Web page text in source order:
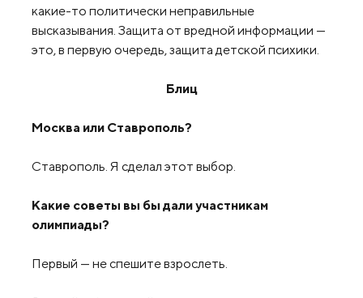
какие-то политически неправильные
высказывания. Защита от вредной информации —
это, в первую очередь, защита детской психики.
Блиц
Москва или Ставрополь?
Ставрополь. Я сделал этот выбор.
Какие советы вы бы дали участникам
олимпиады?
Первый — не спешите взрослеть.